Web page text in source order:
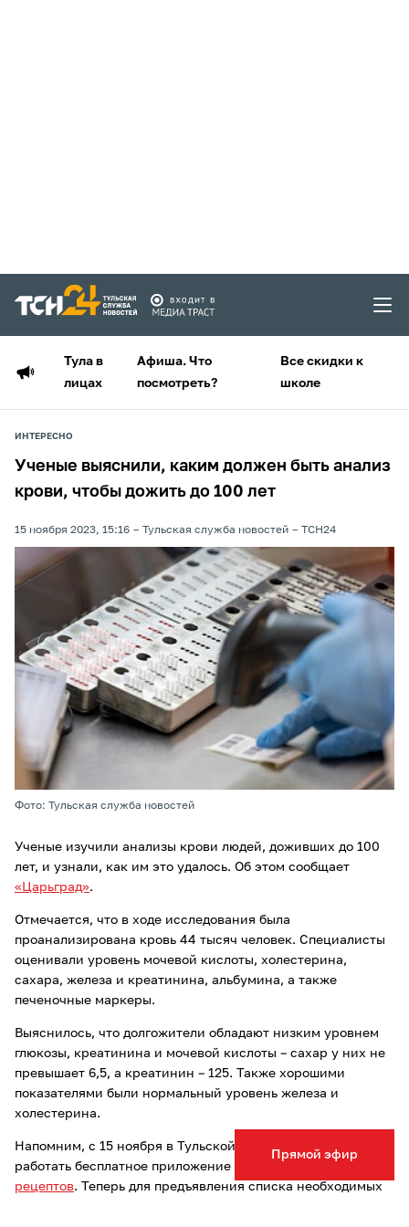
Тула в
лицах
Афиша. Что
посмотреть?
Все скидки к
школе
Прямой эфир
ИНТЕРЕСНО
Ученые выяснили, каким должен быть анализ
крови, чтобы дожить до 100 лет
15 ноября 2023, 15:16 Тульская служба новостей ТСН24
Фото: Тульская служба новостей
Ученые изучили анализы крови людей, доживших до 100
лет, и узнали, как им это удалось. Об этом сообщает
«Царьград».
Отмечается, что в ходе исследования была
проанализирована кровь 44 тысяч человек. Специалисты
оценивали уровень мочевой кислоты, холестерина,
сахара, железа и креатинина, альбумина, а также
печеночные маркеры.
Выяснилось, что долгожители обладают низким уровнем
глюкозы, креатинина и мочевой кислоты – сахар у них не
превышает 6,5, а креатинин – 125. Также хорошими
показателями были нормальный уровень железа и
холестерина.
Напомним, с 15 ноября в Тульской области начало
работать бесплатное приложение для
рецептов. Теперь для предъявления списка необходимых